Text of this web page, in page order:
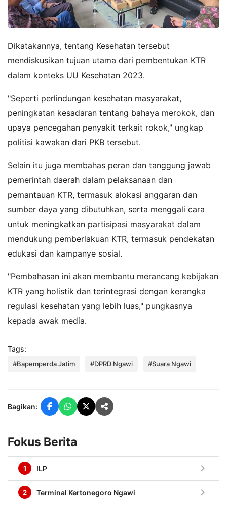
Dikatakannya, tentang Kesehatan tersebut
mendiskusikan tujuan utama dari pembentukan KTR
dalam konteks UU Kesehatan 2023.
"Seperti perlindungan kesehatan masyarakat,
peningkatan kesadaran tentang bahaya merokok, dan
upaya pencegahan penyakit terkait rokok," ungkap
politisi kawakan dari PKB tersebut.
Selain itu juga membahas peran dan tanggung jawab
pemerintah daerah dalam pelaksanaan dan
pemantauan KTR, termasuk alokasi anggaran dan
sumber daya yang dibutuhkan, serta menggali cara
untuk meningkatkan partisipasi masyarakat dalam
mendukung pemberlakuan KTR, termasuk pendekatan
edukasi dan kampanye sosial.
"Pembahasan ini akan membantu merancang kebijakan
KTR yang holistik dan terintegrasi dengan kerangka
regulasi kesehatan yang lebih luas," pungkasnya
kepada awak media.
Tags:
#Bapemperda Jatim #DPRD Ngawi #Suara Ngawi
Bagikan:
Fokus Berita
1 ILP chevron_right
2 Terminal Kertonegoro Ngawi chevron_right